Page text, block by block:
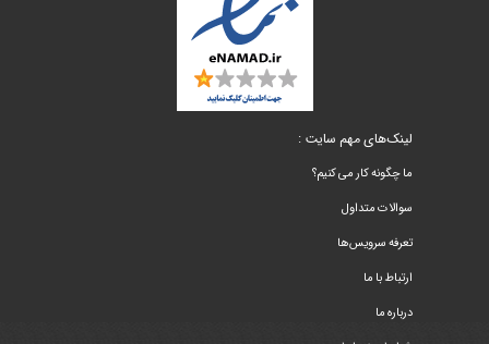
لینک‌های مهم سایت :
ما چگونه کار می کنیم؟
سوالات متداول
تعرفه سرویس‌ها
ارتباط با ما
درباره ما